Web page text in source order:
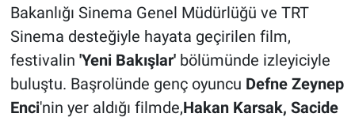
Bakanlığı Sinema Genel Müdürlüğü ve TRT
Sinema desteğiyle hayata geçirilen film,
festivalin 'Yeni Bakışlar'bölümünde izleyiciyle
buluştu. Başrolünde genç oyuncu Defne Zeynep
Enci'nin yer aldığı filmde,Hakan Karsak, Sacide